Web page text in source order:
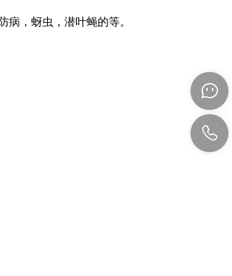
病，蚜虫，潜叶蝇的等。

